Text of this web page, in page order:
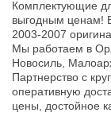
Комплектующие
выгодным ценам!
2003-2007
Мы работаем в
Новосиль,
Партнерство с
оперативную
цены, достойное